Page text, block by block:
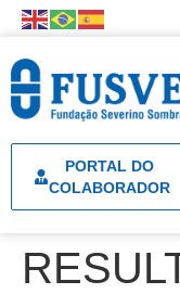
PORTAL DO
COLABORADOR